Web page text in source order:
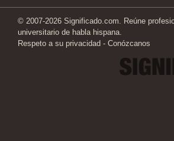
© 2007-2026 Significado.com. Reúne
universitario de habla hispana.
Respeto a su privacidad - Conózcanos